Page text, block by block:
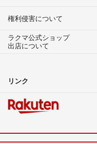
権利侵害について
ラクマ公式ショップ
出店について
リンク